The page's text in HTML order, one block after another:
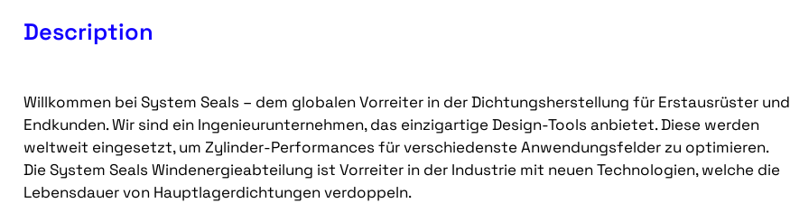
Description
Willkommen bei System Seals – dem globalen Vorreiter in der Dichtungsherstellung für Erstausrüster und
Endkunden. Wir sind ein Ingenieurunternehmen, das einzigartige Design-Tools anbietet. Diese werden
weltweit eingesetzt, um Zylinder-Performances für verschiedenste Anwendungsfelder zu optimieren.
Die System Seals Windenergieabteilung ist Vorreiter in der Industrie mit neuen Technologien, welche die
Lebensdauer von Hauptlagerdichtungen verdoppeln.